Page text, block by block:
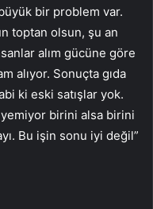
bir problem var.
toptan olsun, şu an
alım gücüne göre
alıyor. Sonuçta gıda
ki eski satışlar yok.
birini alsa birini
Bu işin sonu iyi değil”